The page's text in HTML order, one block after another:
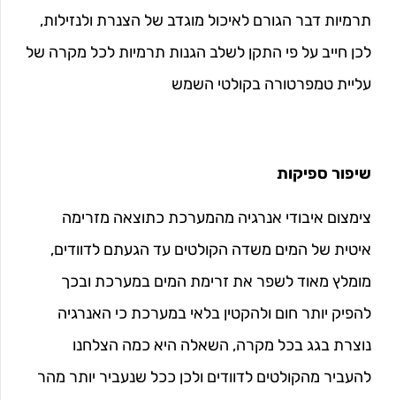
תרמיות דבר הגורם לאיכול מוגדב של הצנרת ולנזילות,
לכן חייב על פי התקן לשלב הגנות תרמיות לכל מקרה של
עליית טמפרטורה בקולטי השמש
שיפור ספיקות
צימצום איבודי אנרגיה מהמערכת כתוצאה מזרימה
איטית של המים משדה הקולטים עד הגעתם לדוודים,
מומלץ מאוד לשפר את זרימת המים במערכת ובכך
להפיק יותר חום ולהקטין בלאי במערכת כי האנרגיה
נוצרת בגג בכל מקרה, השאלה היא כמה הצלחנו
להעביר מהקולטים לדוודים ולכן ככל שנעביר יותר מהר